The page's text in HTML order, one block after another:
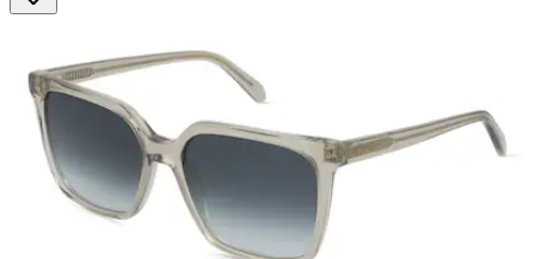
Sternen.